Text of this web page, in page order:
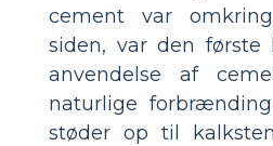
cement var
siden, var den
anvendelse af
naturlige
støder op til